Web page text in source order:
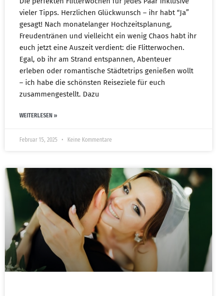
vieler Tipps. Herzlichen Glückwunsch – ihr habt “Ja”
gesagt! Nach monatelanger Hochzeitsplanung,
Freudentränen und vielleicht ein wenig Chaos habt ihr
euch jetzt eine Auszeit verdient: die Flitterwochen.
Egal, ob ihr am Strand entspannen, Abenteuer
erleben oder romantische Städtetrips genießen wollt
– ich habe die schönsten Reiseziele für euch
zusammengestellt. Dazu
WEITERLESEN »
Februar 15, 2025 Keine Kommentare